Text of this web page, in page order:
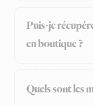
Puis-je
en boutique ?
Quels sont les